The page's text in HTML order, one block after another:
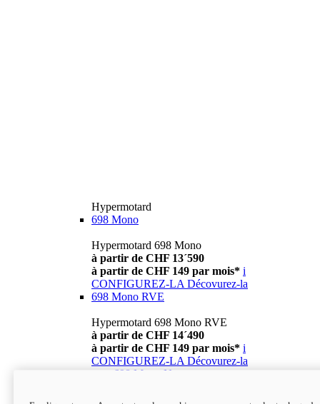
Hypermotard
698 Mono
Hypermotard 698 Mono
à partir de CHF 13´590
à partir de CHF 149 par mois* i
CONFIGUREZ-LA Décovurez-la
698 Mono RVE
Hypermotard 698 Mono RVE
à partir de CHF 14´490
à partir de CHF 149 par mois* i
CONFIGUREZ-LA Décovurez-la
698 Mono Nera
Hypermotard 698 Mono Nera